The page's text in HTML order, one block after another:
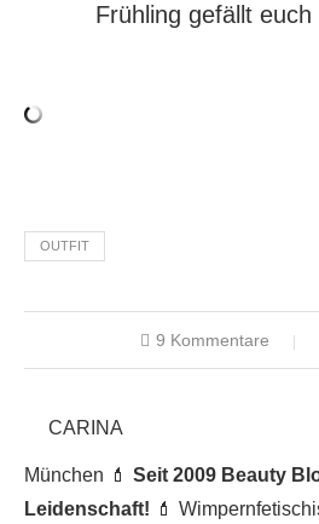
Frühling gefällt
OUTFIT
9 Kommentare
CARINA
München 💄 Seit 2009 Beauty
Leidenschaft! 💄